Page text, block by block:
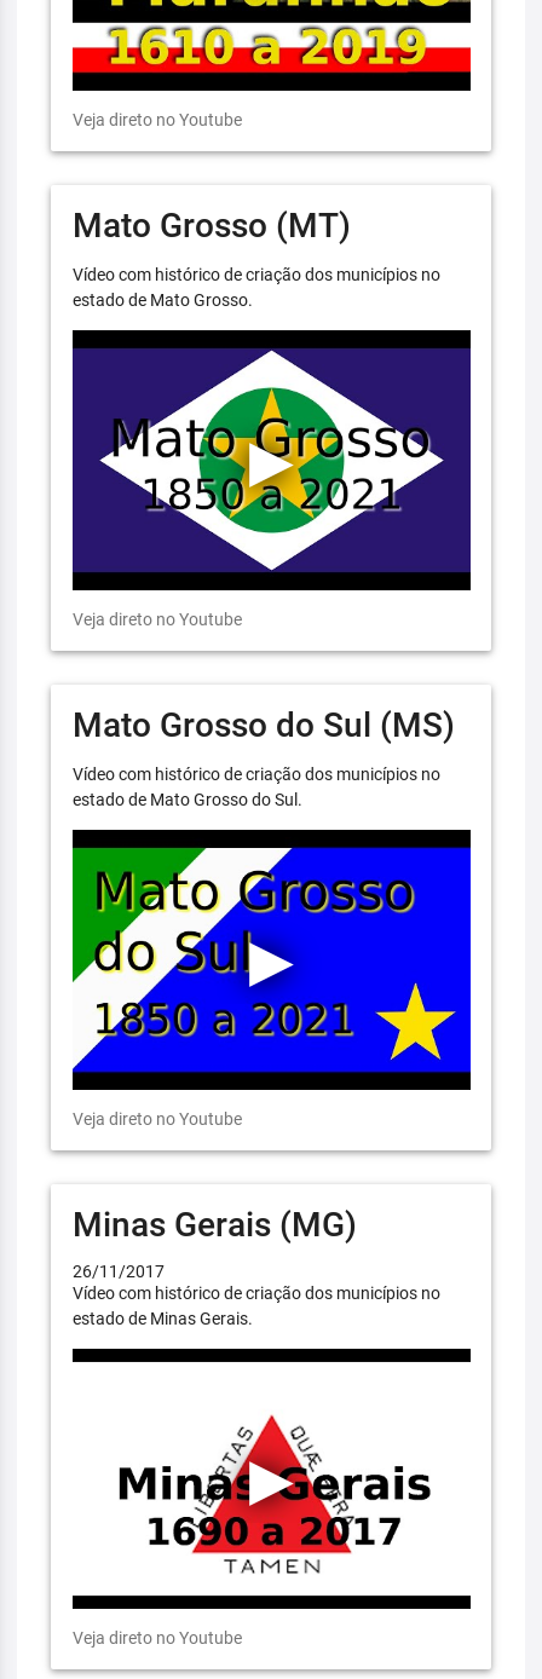
Veja direto no Youtube
Mato Grosso (MT)
Vídeo com histórico de criação dos municípios no
estado de Mato Grosso.
Veja direto no Youtube
Mato Grosso do Sul (MS)
Vídeo com histórico de criação dos municípios no
estado de Mato Grosso do Sul.
Veja direto no Youtube
Minas Gerais (MG)
26/11/2017
Vídeo com histórico de criação dos municípios no
estado de Minas Gerais.
Veja direto no Youtube